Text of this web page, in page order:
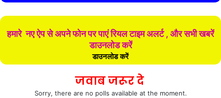
हमारे नए ऐप से अपने फोन पर पाएं रियल टाइम अलर्ट , और सभी खबरें
डाउनलोड करें
डाउनलोड करें
जवाब जरूर दे
Sorry, there are no polls available at the moment.